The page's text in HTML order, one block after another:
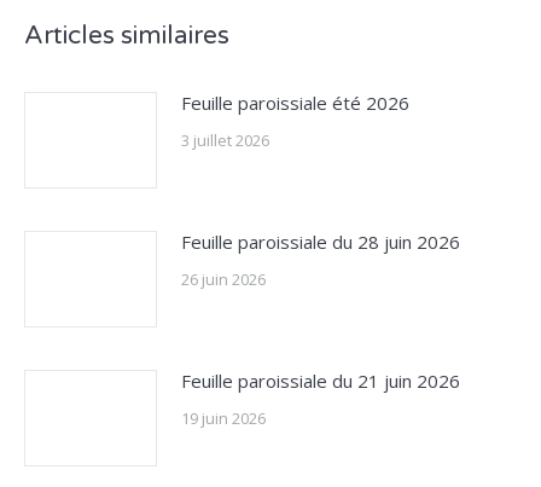
Articles similaires
Feuille paroissiale été 2026
3 juillet 2026
Feuille paroissiale du 28 juin 2026
26 juin 2026
Feuille paroissiale du 21 juin 2026
19 juin 2026